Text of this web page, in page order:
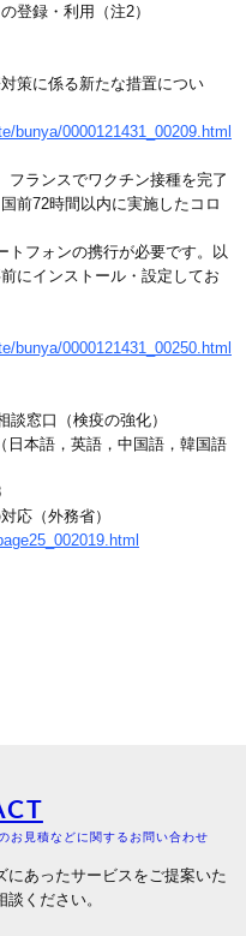
登録・利用（注2）
策に係る新たな措置につい
bunya/0000121431_00209.html
フランスでワクチン接種を完了
前72時間以内に実施したコロ
トフォンの携行が必要です。以
にインストール・設定してお
bunya/0000121431_00250.html
窓口（検疫の強化）
日本語，英語，中国語，韓国語
応（外務省）
お見積などに関するお問い合わせ
にあったサービスをご提案いた
ください。